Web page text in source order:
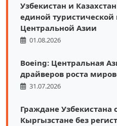
Узбекистан и
единой туристической
Центральной Азии
01.08.2026
Boeing: Центральная
драйверов роста
31.07.2026
Граждане Узбекистана
Кыргызстане без